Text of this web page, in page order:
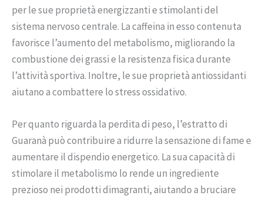
per le sue proprietà energizzanti e stimolanti del
sistema nervoso centrale. La caffeina in esso contenuta
favorisce l’aumento del metabolismo, migliorando la
combustione dei grassi e la resistenza fisica durante
l’attività sportiva. Inoltre, le sue proprietà antiossidanti
aiutano a combattere lo stress ossidativo.
Per quanto riguarda la perdita di peso, l’estratto di
Guaranà può contribuire a ridurre la sensazione di fame e
aumentare il dispendio energetico. La sua capacità di
stimolare il metabolismo lo rende un ingrediente
prezioso nei prodotti dimagranti, aiutando a bruciare